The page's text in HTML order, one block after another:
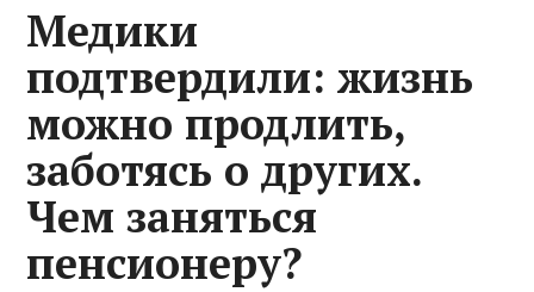
Медики
подтвердили: жизнь
можно продлить,
заботясь о других.
Чем заняться
пенсионеру?